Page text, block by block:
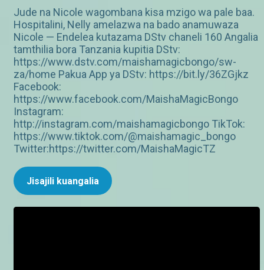
Jude na Nicole wagombana kisa mzigo wa pale baa.
Hospitalini, Nelly amelazwa na bado anamuwaza
Nicole — Endelea kutazama DStv chaneli 160 Angalia
tamthilia bora Tanzania kupitia DStv:
https://www.dstv.com/maishamagicbongo/sw-
za/home Pakua App ya DStv: https://bit.ly/36ZGjkz
Facebook:
https://www.facebook.com/MaishaMagicBongo
Instagram:
http://instagram.com/maishamagicbongo TikTok:
https://www.tiktok.com/@maishamagic_bongo
Twitter:https://twitter.com/MaishaMagicTZ
Jisajili kuangalia